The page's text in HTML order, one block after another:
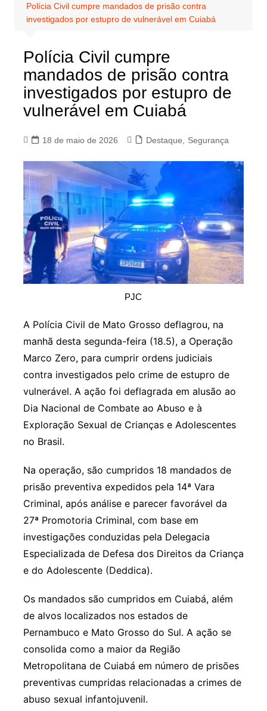
Polícia Civil cumpre mandados de prisão contra
investigados por estupro de vulnerável em Cuiabá
Polícia Civil cumpre
mandados de prisão contra
investigados por estupro de
vulnerável em Cuiabá
18 de maio de 2026 Destaque Segurança
PJC
A Polícia Civil de Mato Grosso deflagrou, na
manhã desta segunda-feira (18.5), a Operação
Marco Zero, para cumprir ordens judiciais
contra investigados pelo crime de estupro de
vulnerável. A ação foi deflagrada em alusão ao
Dia Nacional de Combate ao Abuso e à
Exploração Sexual de Crianças e Adolescentes
no Brasil.
Na operação, são cumpridos 18 mandados de
prisão preventiva expedidos pela 14ª Vara
Criminal, após análise e parecer favorável da
27ª Promotoria Criminal, com base em
investigações conduzidas pela Delegacia
Especializada de Defesa dos Direitos da Criança
e do Adolescente (Deddica).
Os mandados são cumpridos em Cuiabá, além
de alvos localizados nos estados de
Pernambuco e Mato Grosso do Sul. A ação se
consolida como a maior da Região
Metropolitana de Cuiabá em número de prisões
preventivas cumpridas relacionadas a crimes de
abuso sexual infantojuvenil.